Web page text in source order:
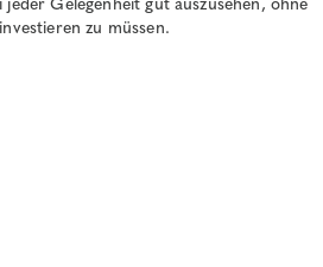
zu müssen.